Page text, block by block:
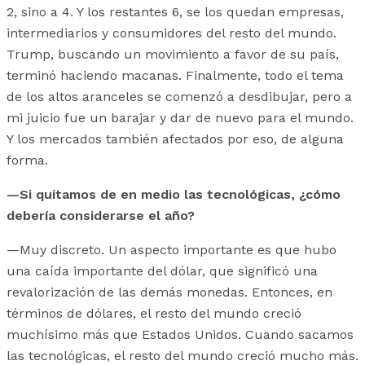
2, sino a 4. Y los restantes 6, se los quedan empresas,
intermediarios y consumidores del resto del mundo.
Trump, buscando un movimiento a favor de su país,
terminó haciendo macanas. Finalmente, todo el tema
de los altos aranceles se comenzó a desdibujar, pero a
mi juicio fue un barajar y dar de nuevo para el mundo.
Y los mercados también afectados por eso, de alguna
forma.
—Si quitamos de en medio las tecnológicas, ¿cómo
debería considerarse el año?
—Muy discreto. Un aspecto importante es que hubo
una caída importante del dólar, que significó una
revalorización de las demás monedas. Entonces, en
términos de dólares, el resto del mundo creció
muchísimo más que Estados Unidos. Cuando sacamos
las tecnológicas, el resto del mundo creció mucho más.